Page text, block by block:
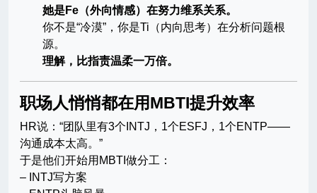
她是Fe（外向情感）在努力维系关系。
你不是“冷漠”，你是Ti（内向思考）在分析问题根
源。
理解，比指责温柔一万倍。
职场人悄悄都在用MBTI提升效率
HR说：“团队里有3个INTJ，1个ESFJ，1个ENTP——
沟通成本太高。”
于是他们开始用MBTI做分工：
– INTJ写方案